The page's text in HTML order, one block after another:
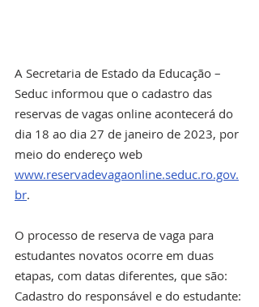
A Secretaria de Estado da Educação –
Seduc informou que o cadastro das
reservas de vagas online acontecerá do
dia 18 ao dia 27 de janeiro de 2023, por
meio do endereço web
www.reservadevagaonline.seduc.ro.gov.
br.
O processo de reserva de vaga para
estudantes novatos ocorre em duas
etapas, com datas diferentes, que são:
Cadastro do responsável e do estudante: